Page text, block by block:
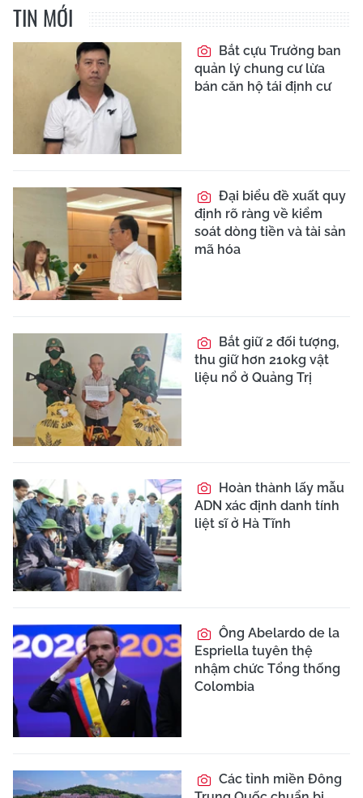
TIN MỚI
Bắt cựu Trưởng ban
quản lý chung cư lừa
bán căn hộ tái định cư
Đại biểu đề xuất quy
định rõ ràng về kiểm
soát dòng tiền và tài sản
mã hóa
Bắt giữ 2 đối tượng,
thu giữ hơn 210kg vật
liệu nổ ở Quảng Trị
Hoàn thành lấy mẫu
ADN xác định danh tính
liệt sĩ ở Hà Tĩnh
Ông Abelardo de la
Espriella tuyên thệ
nhậm chức Tổng thống
Colombia
Các tỉnh miền Đông